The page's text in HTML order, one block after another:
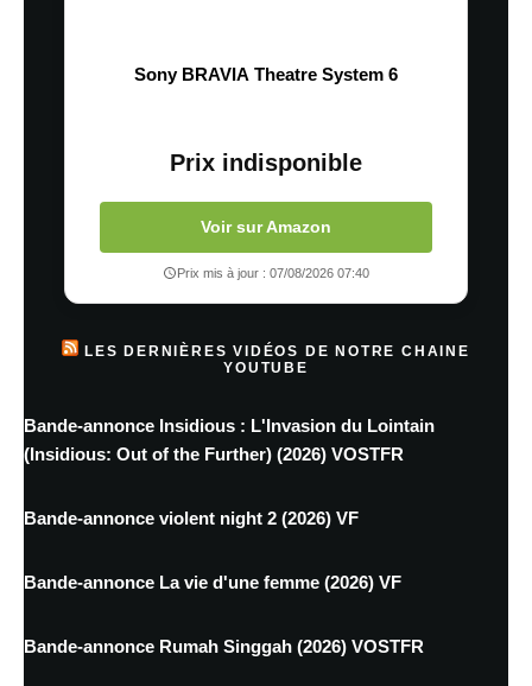
Sony BRAVIA Theatre System 6
Prix indisponible
Voir sur Amazon
Prix mis à jour : 07/08/2026 07:40
LES DERNIÈRES VIDÉOS DE NOTRE CHAINE
YOUTUBE
Bande-annonce Insidious : L'Invasion du Lointain
(Insidious: Out of the Further) (2026) VOSTFR
Bande-annonce violent night 2 (2026) VF
Bande-annonce La vie d'une femme (2026) VF
Bande-annonce Rumah Singgah (2026) VOSTFR